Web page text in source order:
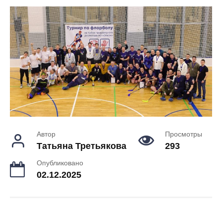
Автор
Татьяна Третьякова
Просмотры
293
Опубликовано
02.12.2025